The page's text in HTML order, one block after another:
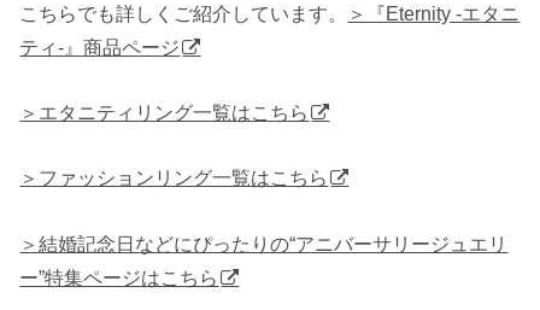
こちらでも詳しくご紹介しています。
＞『Eternity -エタニ
ティ-』商品ページ
＞エタニティリング一覧はこちら
＞ファッションリング一覧はこちら
＞結婚記念日などにぴったりの“アニバーサリージュエリ
ー”特集ページはこちら